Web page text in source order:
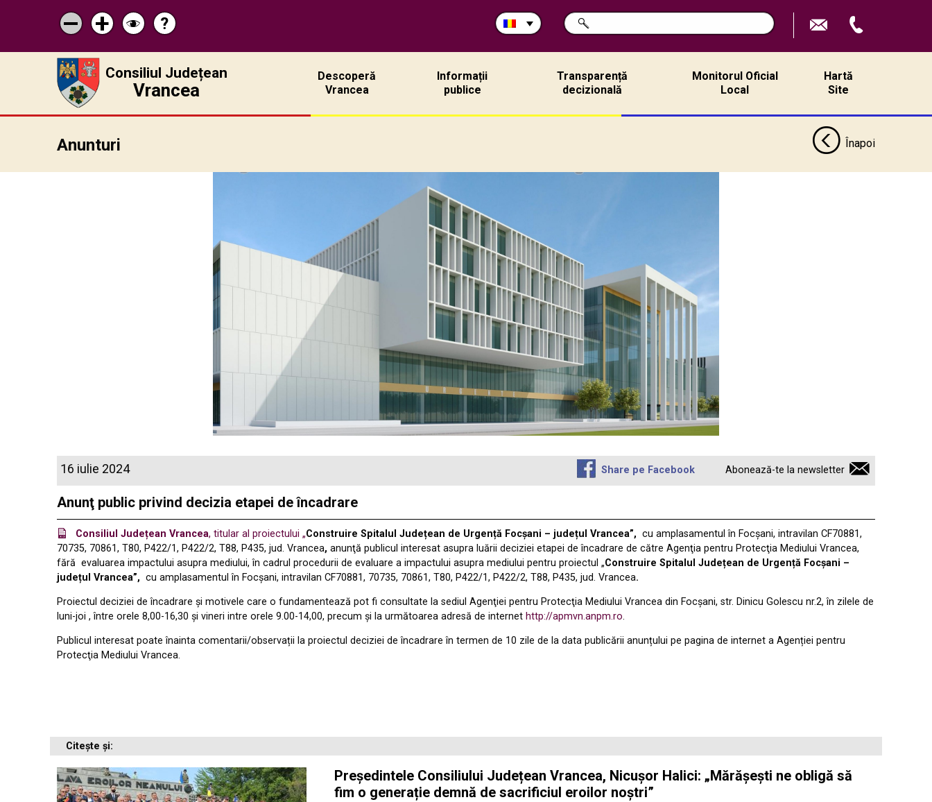
Micșorează
scrisul
Mărește
scrisul
Schimbă
contrastul
Pagina
de
ajutor
?
Caută
în
CAUTĂ
Consiliul Județean
Vrancea
Descoperă
Vrancea
Informații
publice
Transparență
decizională
Monitorul Oficial
Local
Hartă
Site
Anunturi Înapoi
16 iulie 2024 Share pe Facebook Abonează-te la newsletter
Anunţ public privind decizia etapei de încadrare
Consiliul Județean Vrancea, titular al proiectului „Construire Spitalul Județean de Urgență Focșani – județul Vrancea”, cu amplasamentul în Focșani, intravilan CF70881,
70735, 70861, T80, P422/1, P422/2, T88, P435, jud. Vrancea, anunţă publicul interesat asupra luării deciziei etapei de încadrare de către Agenţia pentru Protecţia Mediului Vrancea,
fără evaluarea impactului asupra mediului, în cadrul procedurii de evaluare a impactului asupra mediului pentru proiectul „Construire Spitalul Județean de Urgență Focșani –
județul Vrancea”, cu amplasamentul în Focșani, intravilan CF70881, 70735, 70861, T80, P422/1, P422/2, T88, P435, jud. Vrancea.
Proiectul deciziei de încadrare şi motivele care o fundamentează pot fi consultate la sediul Agenţiei pentru Protecţia Mediului Vrancea din Focşani, str. Dinicu Golescu nr.2, în zilele de
luni-joi , între orele 8,00-16,30 și vineri intre orele 9.00-14,00, precum şi la următoarea adresă de internet http://apmvn.anpm.ro.
Publicul interesat poate înainta comentarii/observații la proiectul deciziei de încadrare în termen de 10 zile de la data publicării anunțului pe pagina de internet a Agenției pentru
Protecţia Mediului Vrancea.
Citește și:
Președintele Consiliului Județean Vrancea, Nicușor Halici: „Mărășești ne obligă să
fim o generație demnă de sacrificiul eroilor noștri”